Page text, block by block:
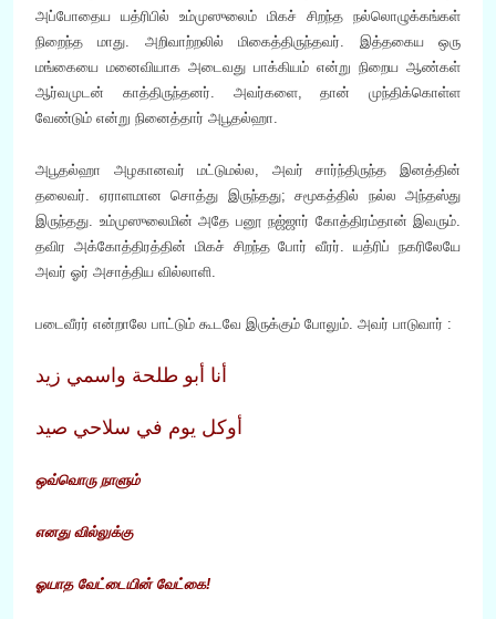
அப்போதைய யத்ரிபில் உம்முஸுலைம் மிகச் சிறந்த நல்லொழுக்கங்கள்
நிறைந்த மாது. அறிவாற்றலில் மிகைத்திருந்தவர். இத்தகைய ஒரு
மங்கையை மனைவியாக அடைவது பாக்கியம் என்று நிறைய ஆண்கள்
ஆர்வமுடன் காத்திருந்தனர். அவர்களை, தான் முந்திக்கொள்ள
வேண்டும் என்று நினைத்தார் அபூதல்ஹா.
அபூதல்ஹா அழகானவர் மட்டுமல்ல, அவர் சார்ந்திருந்த இனத்தின்
தலைவர். ஏராளமான சொத்து இருந்தது; சமூகத்தில் நல்ல அந்தஸ்து
இருந்தது. உம்முஸுலைமின் அதே பனூ நஜ்ஜார் கோத்திரம்தான் இவரும்.
தவிர அக்கோத்திரத்தின் மிகச் சிறந்த போர் வீரர். யத்ரிப் நகரிலேயே
அவர் ஓர் அசாத்திய வில்லாளி.
படைவீரர் என்றாலே பாட்டும் கூடவே இருக்கும் போலும். அவர் பாடுவார் :
أنا أبو طلحة واسمي زيد
أوكل يوم في سلاحي صيد
ஒவ்வொரு நாளும்
எனது வில்லுக்கு
ஓயாத வேட்டையின் வேட்கை!